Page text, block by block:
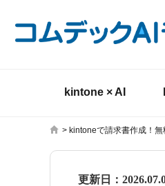
kintone × AI
> kintoneで請求書作成！
更新日：